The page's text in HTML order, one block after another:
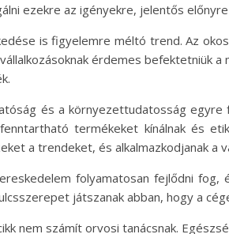
ezekre az igényekre, jelentős
is figyelemre méltó trend. Az
érdemes befektetniük
és a környezettudatosság
termékeket kínálnak és
a trendeket, és alkalmazkodjanak a
folyamatosan fejlődni fog,
játszanak abban, hogy a
nem számít orvosi tanácsnak.